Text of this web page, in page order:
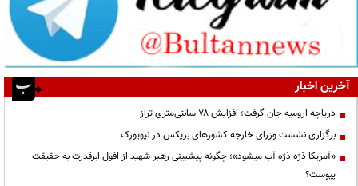
آخرین اخبار
دریاچه ارومیه جان گرفت؛ افزایش ۷۸ سانتی‌متری تراز
برگزاری نشست وزرای خارجه کشورهای بریکس در نیویورک
«آمریکا ذرّه ذرّه آب میشود»؛ چگونه پیشبینی رهبر شهید از افول ابرقدرت به حقیقت
پیوست؟